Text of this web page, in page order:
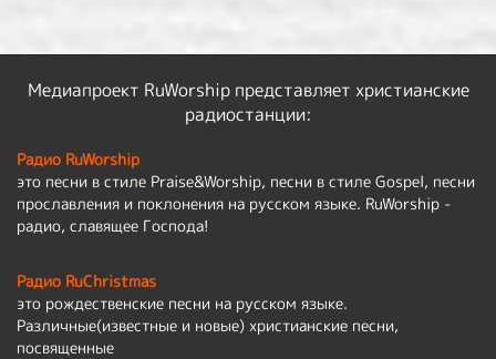
Медиапроект RuWorship представляет христианские
радиостанции:
Радио RuWorship
это песни в стиле Praise&Worship, песни в стиле Gospel, песни
прославления и поклонения на русском языке. RuWorship -
радио, славящее Господа!
Радио RuChristmas
это рождественские песни на русском языке.
Различные(известные и новые) христианские песни,
посвященные